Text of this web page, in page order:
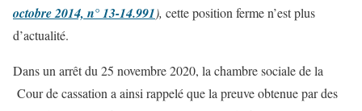
octobre 2014, n° 13-14.991), cette position ferme n’est plus
d’actualité.
Dans un arrêt du 25 novembre 2020, la chambre sociale de la
Cour de cassation a ainsi rappelé que la preuve obtenue par des